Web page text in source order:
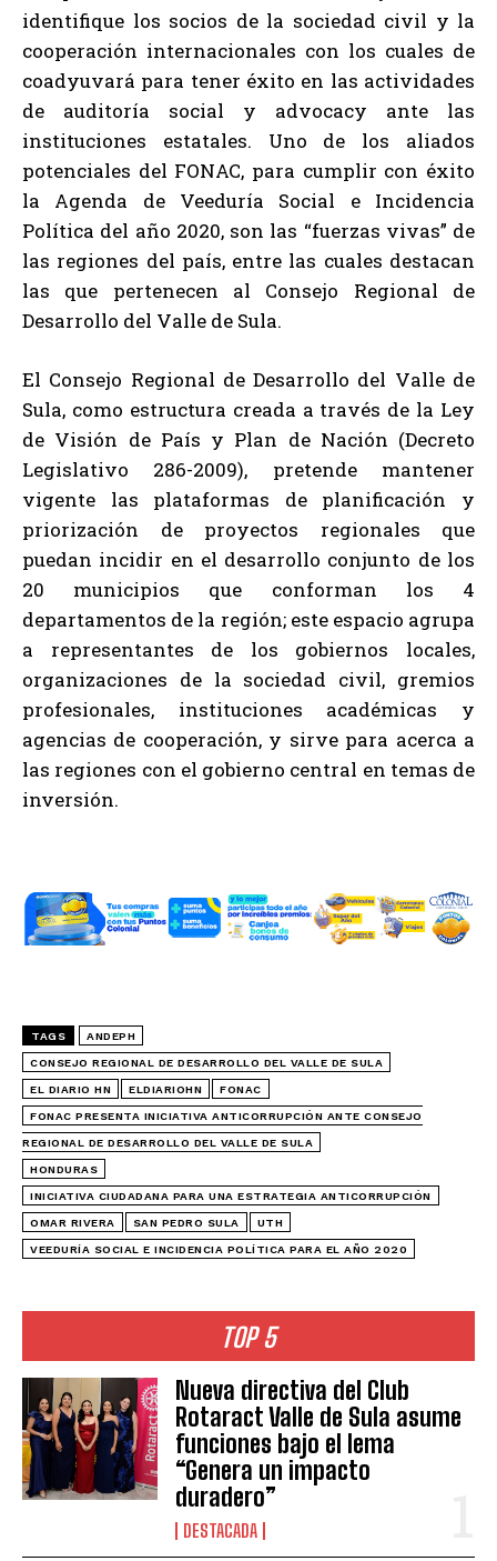
TOP 5
Nueva directiva del Club
Rotaract Valle de Sula asume
funciones bajo el lema
“Genera un impacto
duradero”
DESTACADA
identifique los socios de la sociedad civil y la
cooperación internacionales con los cuales de
coadyuvará para tener éxito en las actividades
de auditoría social y advocacy ante las
instituciones estatales. Uno de los aliados
potenciales del FONAC, para cumplir con éxito
la Agenda de Veeduría Social e Incidencia
Política del año 2020, son las “fuerzas vivas” de
las regiones del país, entre las cuales destacan
las que pertenecen al Consejo Regional de
Desarrollo del Valle de Sula.
El Consejo Regional de Desarrollo del Valle de
Sula, como estructura creada a través de la Ley
de Visión de País y Plan de Nación (Decreto
Legislativo 286-2009), pretende mantener
vigente las plataformas de planificación y
priorización de proyectos regionales que
puedan incidir en el desarrollo conjunto de los
20 municipios que conforman los 4
departamentos de la región; este espacio agrupa
a representantes de los gobiernos locales,
organizaciones de la sociedad civil, gremios
profesionales, instituciones académicas y
agencias de cooperación, y sirve para acerca a
las regiones con el gobierno central en temas de
inversión.
TAGS ANDEPH
CONSEJO REGIONAL DE DESARROLLO DEL VALLE DE SULA
EL DIARIO HN ELDIARIOHN FONAC
FONAC PRESENTA INICIATIVA ANTICORRUPCIÓN ANTE CONSEJO
REGIONAL DE DESARROLLO DEL VALLE DE SULA
HONDURAS
INICIATIVA CIUDADANA PARA UNA ESTRATEGIA ANTICORRUPCIÓN
OMAR RIVERA SAN PEDRO SULA UTH
VEEDURÍA SOCIAL E INCIDENCIA POLÍTICA PARA EL AÑO 2020